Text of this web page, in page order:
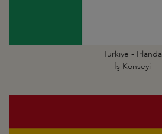
Türkiye - İrlanda
İş Konseyi